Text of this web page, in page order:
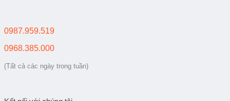
0987.959.519
0968.385.000
(Tất cả các ngày trong tuần)